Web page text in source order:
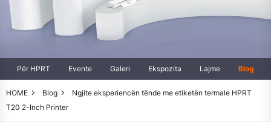
Për HPRT Evente Galeri Ekspozita Lajme Blog
HOME Blog
Ngjite eksperiencën tënde me etiketën termale HPRT
T20 2-Inch Printer